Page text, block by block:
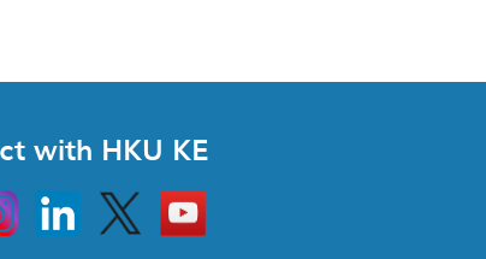
with HKU KE
Linkedin Twitter
Go
to
HKU